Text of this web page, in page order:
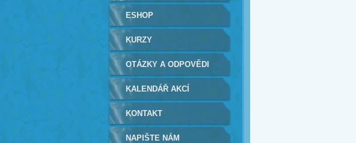
ESHOP
KURZY
OTÁZKY A ODPOVĚDI
KALENDÁŘ AKCÍ
KONTAKT
NAPIŠTE NÁM